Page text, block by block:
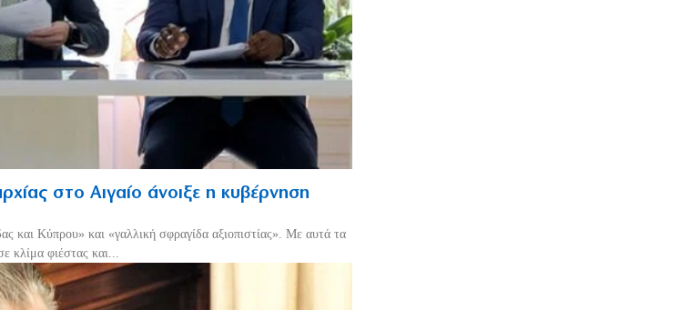
στο Αιγαίο άνοιξε η κυβέρνηση
και Κύπρου» και «γαλλική σφραγίδα αξιοπιστίας». Με αυτά τα
κλίμα φιέστας και...